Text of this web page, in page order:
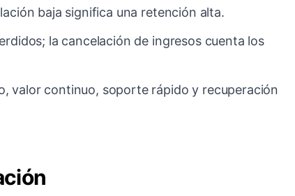
baja significa una retención alta.
la cancelación de ingresos cuenta los
valor continuo, soporte rápido y recuperación